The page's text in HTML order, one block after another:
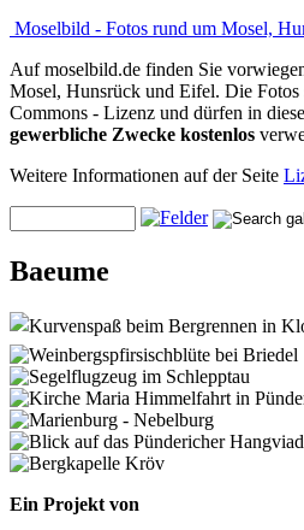
Moselbild - Fotos rund um Mosel,
Auf moselbild.de finden Sie
Mosel, Hunsrück und Eifel. Die Fotos
Commons - Lizenz und dürfen in
gewerbliche Zwecke kostenlos
Weitere Informationen auf der Seite
Baeume
Ein Projekt von